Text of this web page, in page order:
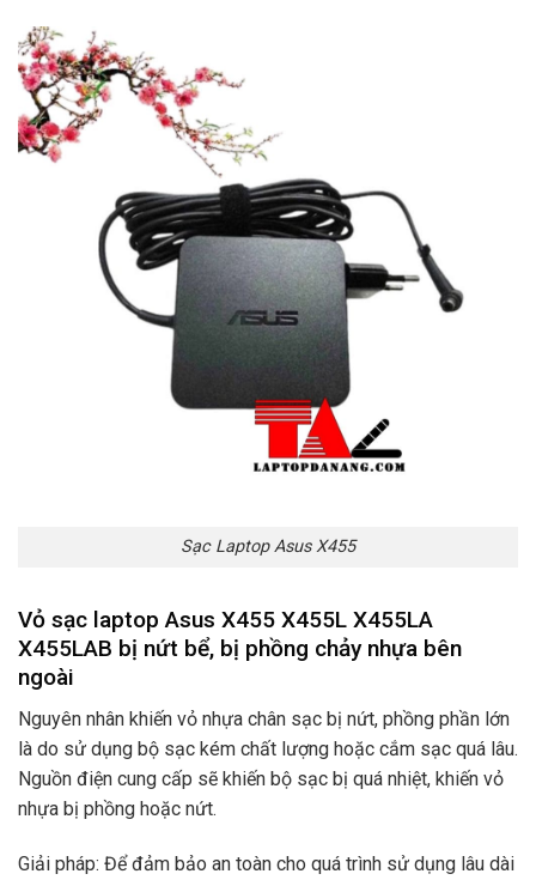
Sạc Laptop Asus X455
Vỏ sạc laptop Asus X455 X455L X455LA
X455LAB bị nứt bể, bị phồng chảy nhựa bên
ngoài
Nguyên nhân khiến vỏ nhựa chân sạc bị nứt, phồng phần lớn
là do sử dụng bộ sạc kém chất lượng hoặc cắm sạc quá lâu.
Nguồn điện cung cấp sẽ khiến bộ sạc bị quá nhiệt, khiến vỏ
nhựa bị phồng hoặc nứt.
Giải pháp: Để đảm bảo an toàn cho quá trình sử dụng lâu dài